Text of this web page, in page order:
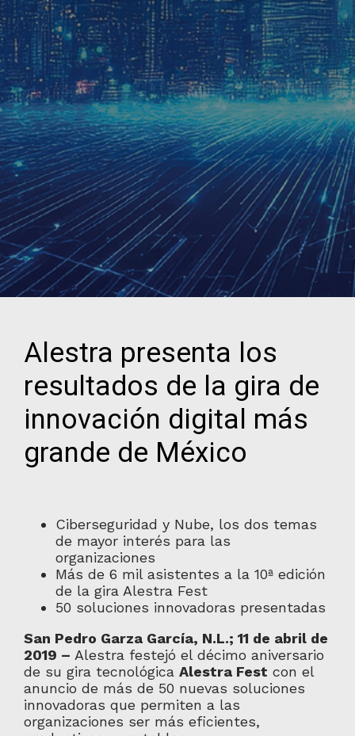
Alestra presenta los
resultados de la gira de
innovación digital más
grande de México
Ciberseguridad y Nube, los dos temas
de mayor interés para las
organizaciones
Más de 6 mil asistentes a la 10ª edición
de la gira Alestra Fest
50 soluciones innovadoras presentadas
San Pedro Garza García, N.L.; 11 de abril de
2019 – Alestra festejó el décimo aniversario
de su gira tecnológica Alestra Fest con el
anuncio de más de 50 nuevas soluciones
innovadoras que permiten a las
organizaciones ser más eficientes,